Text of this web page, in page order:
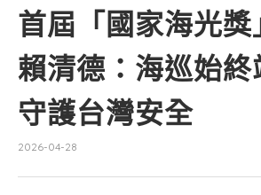
首屆「國家海光
賴清德：海巡始
守護台灣安全
2026-04-28